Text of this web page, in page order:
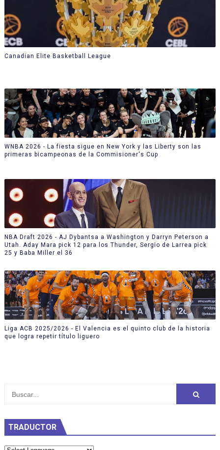
Canadian Elite Basketball League
WNBA 2026 - La fiesta sigue en New York y las Liberty son las
primeras bicampeonas de la Commisioner's Cup
NBA Draft 2026 - AJ Dybantsa a Washington y Darryn Peterson a
Utah. Aday Mara pick 12 para los Thunder, Sergio de Larrea pick
25 y Baba Miller el 36
Liga ACB 2025/2026 - El Valencia es el quinto club de la historia
que logra repetir título liguero
TRADUCTOR